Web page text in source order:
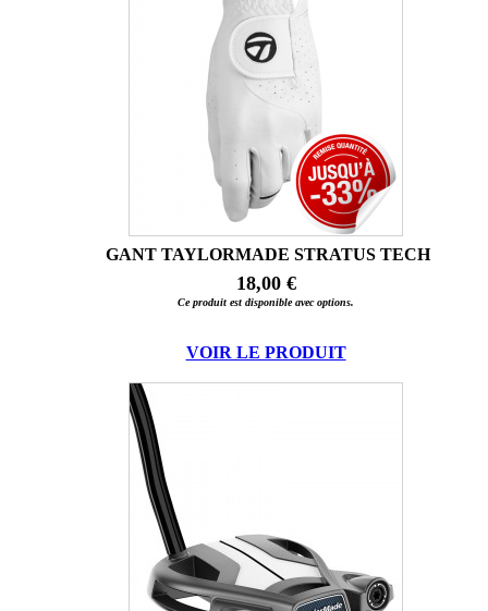
GANT TAYLORMADE STRATUS TECH
18,00 €
Ce produit est disponible avec options.
VOIR LE PRODUIT